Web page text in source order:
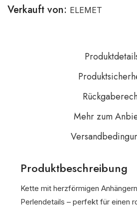
Verkauft von: ELEMET
Mehr zum
Produktbeschreibung
Kette mit herzförmigen
Perlendetails – perfekt für einen